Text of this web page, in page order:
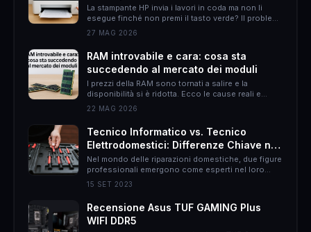
soluzione
La stampante HP invia i lavori in coda ma non li
esegue finché non premi il tasto verde? Il problema
è quasi sempre HP Smart. Ecco come risolverlo
27 MAG 2026
RAM introvabile e cara: cosa sta
succedendo al mercato dei moduli
I prezzi della RAM sono tornati a salire e la
disponibilità si è ridotta. Ecco le cause reali e
come muoversi per non spendere il doppio.
22 MAG 2026
Tecnico Informatico vs. Tecnico
Elettrodomestici: Differenze Chiave nel
Mondo delle Riparazioni Domestiche
Nel mondo delle riparazioni domestiche, due figure
professionali emergono come esperti nel loro
campo: il tecnico informatico e il tecnico
l&#8217;obiettivo di risolvere problemi, le loro
responsabilità, approcci e persino il rapporto con
il cliente possono essere molto diversi. In questo
15 SET 2023
Recensione Asus TUF GAMING Plus
WIFI DDR5